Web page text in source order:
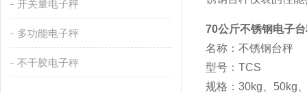
开关量电子秤
多功能电子秤
不干胶电子秤
70公斤不锈钢电子
名称：不锈钢台秤
型号：TCS
规格：30kg、50kg